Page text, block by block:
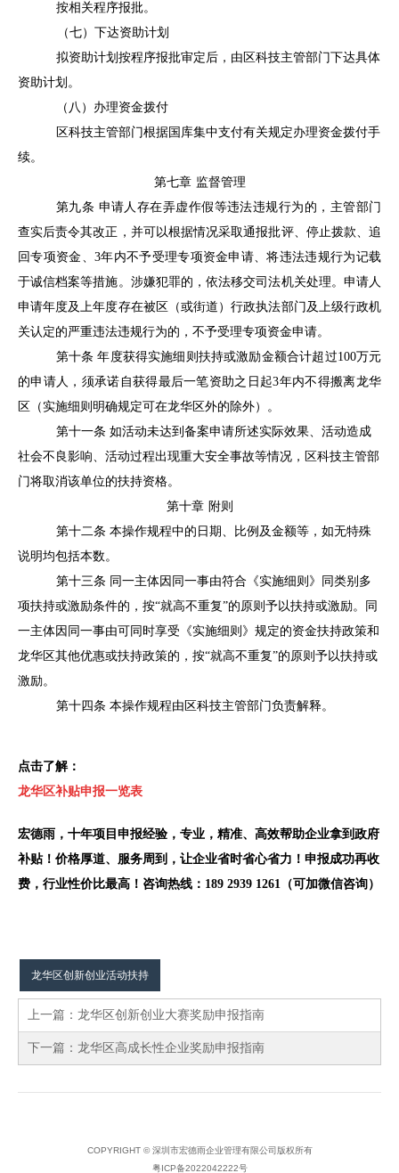
按相关程序报批。
（七）下达资助计划
拟资助计划按程序报批审定后，由区科技主管部门下达具体
资助计划。
（八）办理资金拨付
区科技主管部门根据国库集中支付有关规定办理资金拨付手
续。
第七章 监督管理
第九条 申请人存在弄虚作假等违法违规行为的，主管部门
查实后责令其改正，并可以根据情况采取通报批评、停止拨款、追
回专项资金、 3年内不予受理专项资金申请、将违法违规行为记载
于诚信档案等措施。涉嫌犯罪的，依法移交司法机关处理。申请人
申请年度及上年度存在被区（或街道）行政执法部门及上级行政机
关认定的严重违法违规行为的，不予受理专项资金申请。
第十条 年度获得实施细则扶持或激励金额合计超过100万元
的申请人，须承诺自获得最后一笔资助之日起3年内不得搬离龙华
区（实施细则明确规定可在龙华区外的除外）。
第十一条 如活动未达到备案申请所述实际效果、活动造成
社会不良影响、活动过程出现重大安全事故等情况，区科技主管部
门将取消该单位的扶持资格。
第十章 附则
第十二条 本操作规程中的日期、比例及金额等，如无特殊
说明均包括本数。
第十三条 同一主体因同一事由符合《实施细则》同类别多
项扶持或激励条件的，按“就高不重复”的原则予以扶持或激励。同
一主体因同一事由可同时享受《实施细则》规定的资金扶持政策和
龙华区其他优惠或扶持政策的，按“就高不重复”的原则予以扶持或
激励。
第十四条 本操作规程由区科技主管部门负责解释。
点击了解：
龙华区补贴申报一览表
宏德雨，十年项目申报经验，专业，精准、高效帮助企业拿到政府
补贴！价格厚道、服务周到，让企业省时省心省力！申报成功再收
费，行业性价比最高！咨询热线：189 2939 1261（可加微信咨询）
龙华区创新创业活动扶持
上一篇： 龙华区创新创业大赛奖励申报指南
下一篇： 龙华区高成长性企业奖励申报指南
COPYRIGHT © 深圳市宏德雨企业管理有限公司版权所有
粤ICP备2022042222号